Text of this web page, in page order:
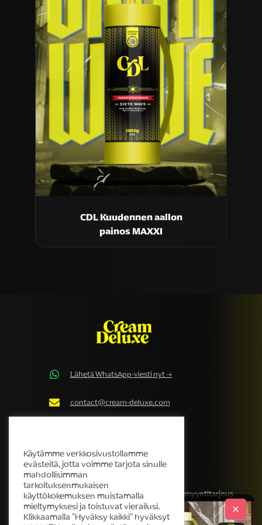
CDL Kuudennen aallon
painos MAXXI
Lähetä WhatsApp-viesti nyt →
contact@cream-deluxe.com
YRITYS
Meidän tarinamme
Tuotteet
TUKKU
Hanki tukkumyyntitarjous
Käytämme verkkosivustollamme
evästeitä, jotta voimme tarjota sinulle
mahdollisimman
tarkoituksenmukaisen
käyttökokemuksen muistamalla
mieltymyksesi ja toistuvat vierailusi.
Klikkaamalla "Hyväksy kaikki" hyväksyt